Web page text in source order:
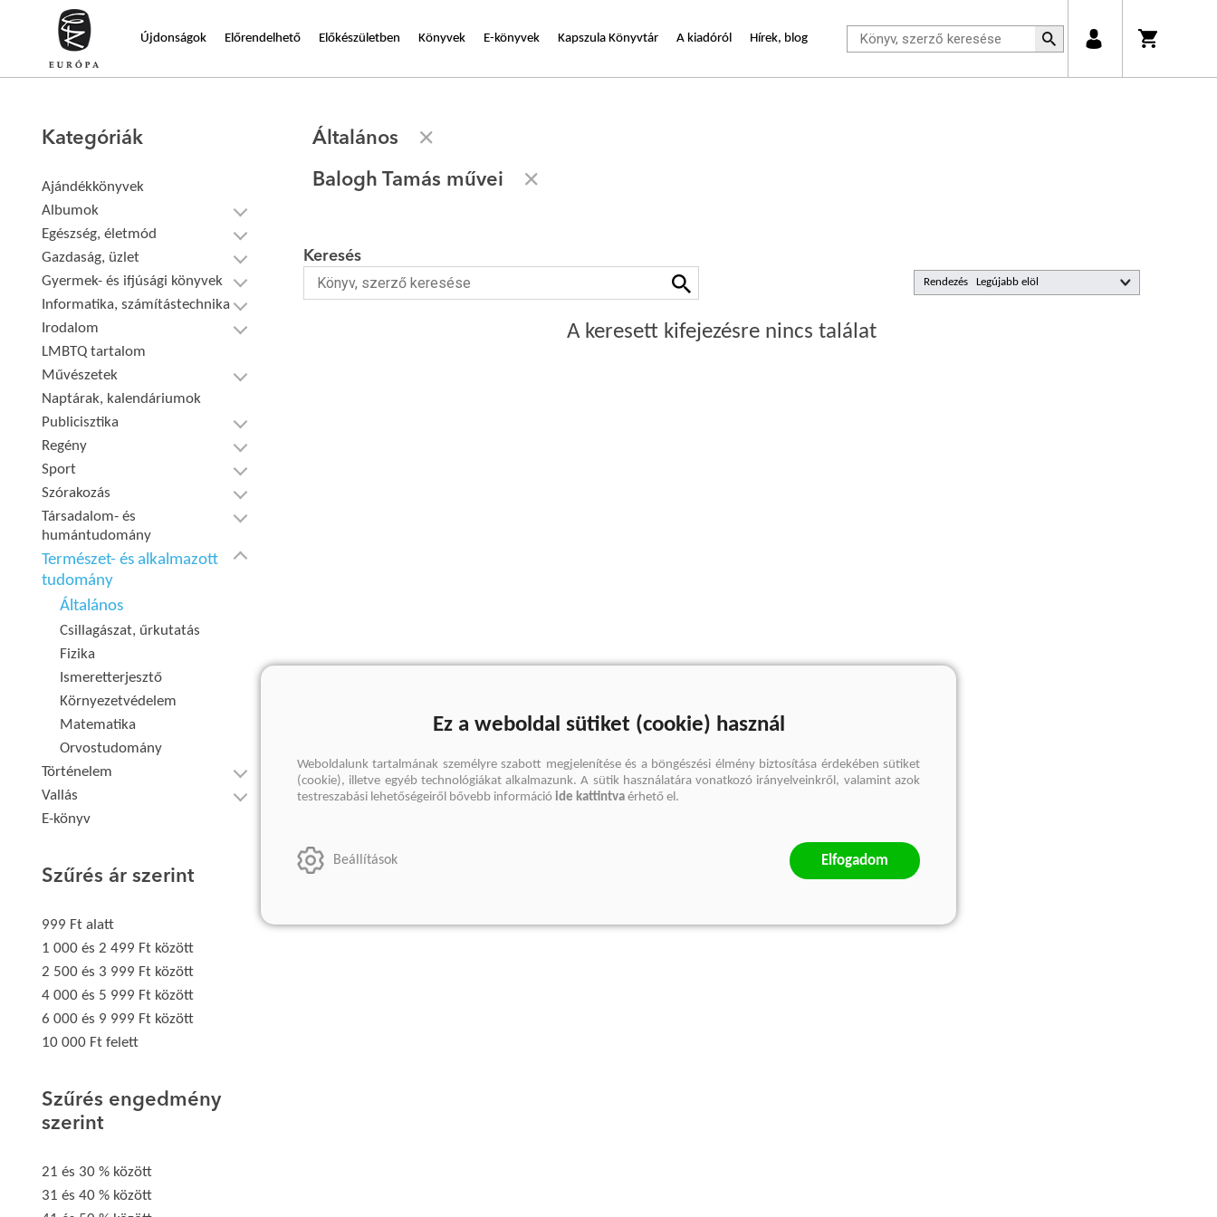
Újdonságok Előrendelhető Előkészületben Könyvek E-könyvek Kapszula Könyvtár A kiadóról Hírek, blog
Kategóriák
Ajándékkönyvek
Albumok
Egészség, életmód
Gazdaság, üzlet
Gyermek- és ifjúsági könyvek
Informatika, számítástechnika
Irodalom
LMBTQ tartalom
Művészetek
Naptárak, kalendáriumok
Publicisztika
Regény
Sport
Szórakozás
Társadalom- és
humántudomány
Természet- és alkalmazott
tudomány
Általános
Csillagászat, űrkutatás
Fizika
Ismeretterjesztő
Környezetvédelem
Matematika
Orvostudomány
Történelem
Vallás
E-könyv
Szűrés ár szerint
999 Ft alatt
1 000 és 2 499 Ft között
2 500 és 3 999 Ft között
4 000 és 5 999 Ft között
6 000 és 9 999 Ft között
10 000 Ft felett
Szűrés engedmény
szerint
21 és 30 % között
31 és 40 % között
Általános
Balogh Tamás művei
Rendezés
Keresés
A keresett kifejezésre nincs találat
Ez a weboldal sütiket (cookie) használ
Weboldalunk tartalmának személyre szabott megjelenítése és a böngészési élmény biztosítása érdekében sütiket
(cookie), illetve egyéb technológiákat alkalmazunk. A sütik használatára vonatkozó irányelveinkről, valamint azok
testreszabási lehetőségeiről bővebb információ ide kattintva érhető el.
Beállítások Elfogadom